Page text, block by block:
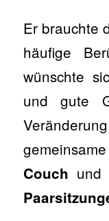
Er brauchte
häufige
wünschte
und gute
Couch und